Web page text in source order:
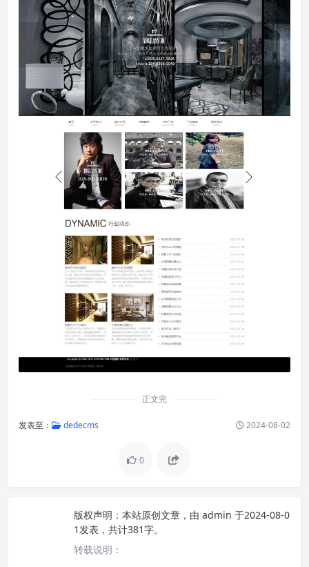
正文完
发表至： dedecms 2024-08-02
0
版权声明： 本站原创文章，由 admin 于2024-08-0
1发表，共计381字。
转载说明：